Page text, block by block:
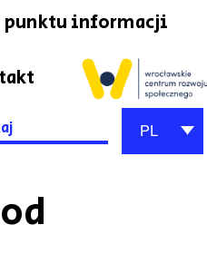
punktu informacji
PL